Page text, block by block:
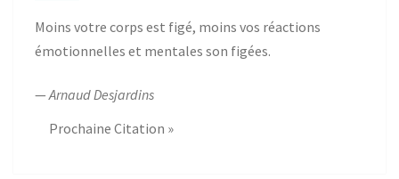
Moins votre corps est figé, moins vos réactions
émotionnelles et mentales son figées.
— Arnaud Desjardins
Prochaine Citation »